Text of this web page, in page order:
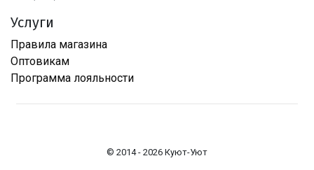
Услуги
Правила магазина
Оптовикам
Программа лояльности
© 2014 - 2026 Куют-Уют